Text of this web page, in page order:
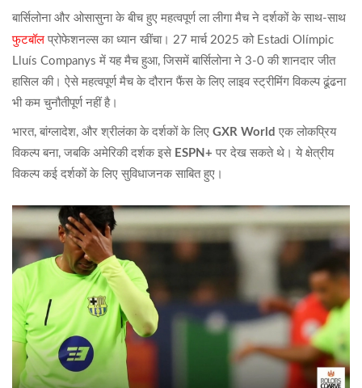
बार्सिलोना और ओसासुना के बीच हुए महत्वपूर्ण ला लीगा मैच ने दर्शकों के साथ-साथ
फुटबॉल प्रोफेशनल्स का ध्यान खींचा। 27 मार्च 2025 को Estadi Olímpic
Lluís Companys में यह मैच हुआ, जिसमें बार्सिलोना ने 3-0 की शानदार जीत
हासिल की। ऐसे महत्वपूर्ण मैच के दौरान फैंस के लिए लाइव स्ट्रीमिंग विकल्प ढूंढना
भी कम चुनौतीपूर्ण नहीं है।
भारत, बांग्लादेश, और श्रीलंका के दर्शकों के लिए GXR World एक लोकप्रिय
विकल्प बना, जबकि अमेरिकी दर्शक इसे ESPN+ पर देख सकते थे। ये क्षेत्रीय
विकल्प कई दर्शकों के लिए सुविधाजनक साबित हुए।